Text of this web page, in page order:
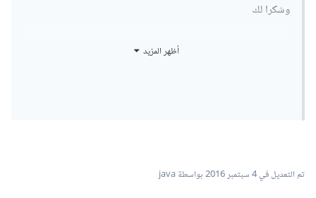
وشكرا لك
+ tempText.Replace("'", "''") + ")", "",
أظهر المزيد
تم التعديل في4 سبتمبر 2016 بواسطة java